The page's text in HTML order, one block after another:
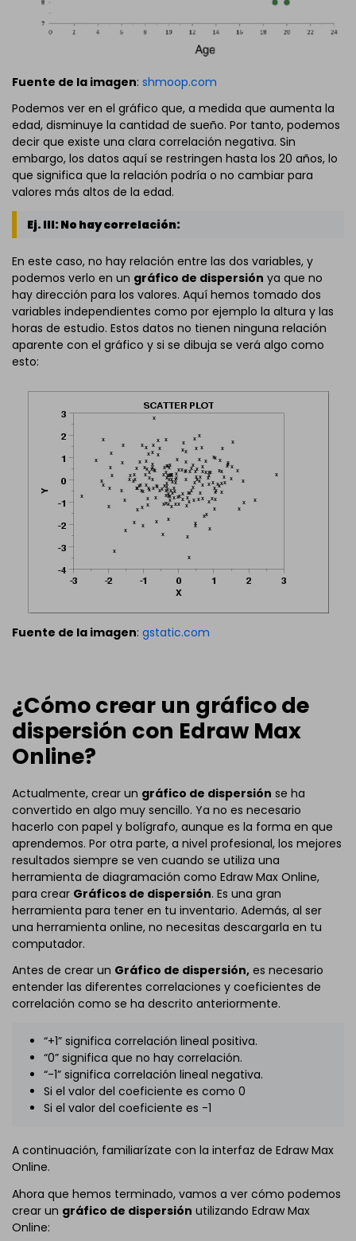
Fuente de la imagen: shmoop.com
Podemos ver en el gráfico que, a medida que aumenta la
edad, disminuye la cantidad de sueño. Por tanto, podemos
decir que existe una clara correlación negativa. Sin
embargo, los datos aquí se restringen hasta los 20 años, lo
que significa que la relación podría o no cambiar para
valores más altos de la edad.
Ej. III: No hay correlación:
En este caso, no hay relación entre las dos variables, y
podemos verlo en un gráfico de dispersión ya que no
hay dirección para los valores. Aquí hemos tomado dos
variables independientes como por ejemplo la altura y las
horas de estudio. Estos datos no tienen ninguna relación
aparente con el gráfico y si se dibuja se verá algo como
esto:
Fuente de la imagen: gstatic.com
¿Cómo crear un gráfico de
dispersión con Edraw Max
Online?
Actualmente, crear un gráfico de dispersión se ha
convertido en algo muy sencillo. Ya no es necesario
hacerlo con papel y bolígrafo, aunque es la forma en que
aprendemos. Por otra parte, a nivel profesional, los mejores
resultados siempre se ven cuando se utiliza una
herramienta de diagramación como Edraw Max Online,
para crear Gráficos de dispersión. Es una gran
herramienta para tener en tu inventario. Además, al ser
una herramienta online, no necesitas descargarla en tu
computador.
Antes de crear un Gráfico de dispersión, es necesario
entender las diferentes correlaciones y coeficientes de
correlación como se ha descrito anteriormente.
“+1” significa correlación lineal positiva.
“0” significa que no hay correlación.
“-1” significa correlación lineal negativa.
Si el valor del coeficiente es como 0
Si el valor del coeficiente es -1
A continuación, familiarízate con la interfaz de Edraw Max
Online.
Ahora que hemos terminado, vamos a ver cómo podemos
crear un gráfico de dispersión utilizando Edraw Max
Online: